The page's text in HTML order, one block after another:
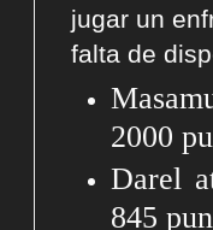
jugar un
falta de
2000
Darel
845